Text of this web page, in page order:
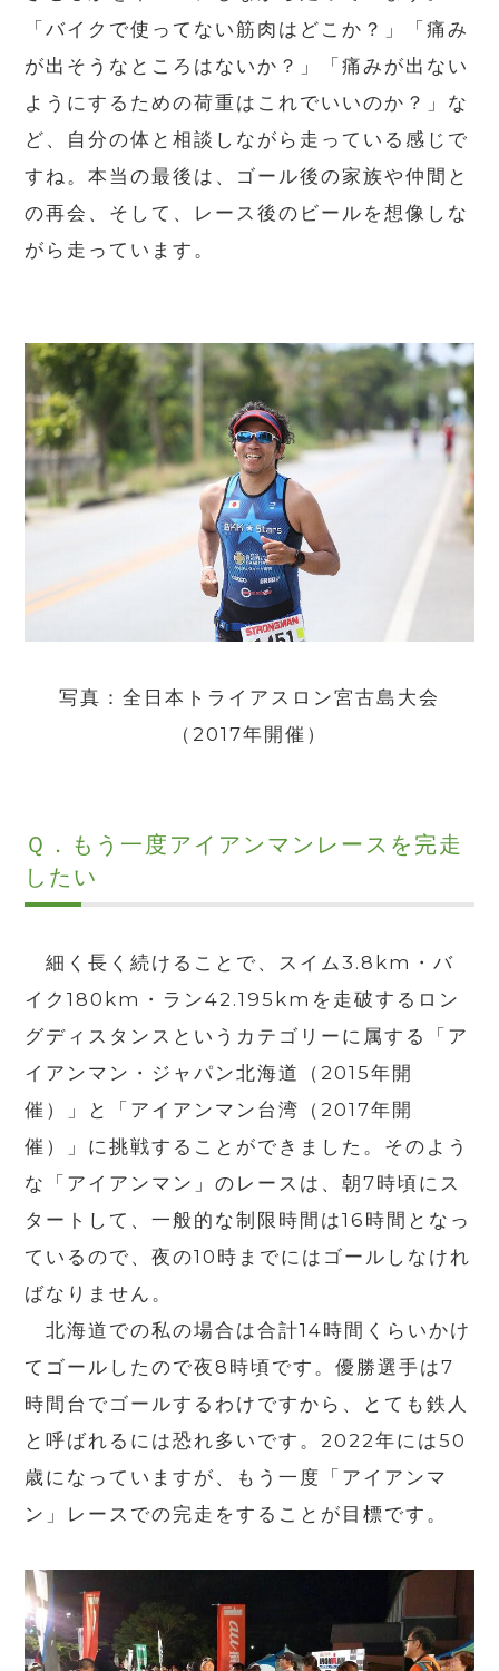
「バイクで使ってない筋肉はどこか？」「痛み
が出そうなところはないか？」「痛みが出ない
ようにするための荷重はこれでいいのか？」な
ど、自分の体と相談しながら走っている感じで
すね。本当の最後は、ゴール後の家族や仲間と
の再会、そして、レース後のビールを想像しな
がら走っています。
写真：全日本トライアスロン宮古島大会
（2017年開催）
Ｑ．もう一度アイアンマンレースを完走
したい
細く長く続けることで、スイム3.8km・バ
イク180km・ラン42.195kmを走破するロン
グディスタンスというカテゴリーに属する「ア
イアンマン・ジャパン北海道（2015年開
催）」と「アイアンマン台湾（2017年開
催）」に挑戦することができました。そのよう
な「アイアンマン」のレースは、朝7時頃にス
タートして、一般的な制限時間は16時間となっ
ているので、夜の10時までにはゴールしなけれ
ばなりません。
北海道での私の場合は合計14時間くらいかけ
てゴールしたので夜8時頃です。優勝選手は7
時間台でゴールするわけですから、とても鉄人
と呼ばれるには恐れ多いです。2022年には50
歳になっていますが、もう一度「アイアンマ
ン」レースでの完走をすることが目標です。